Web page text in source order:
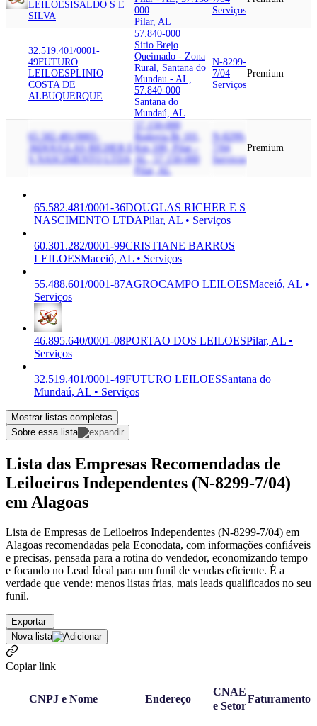
LEILOESISALDO S E
SILVA
000
Pilar, AL
Serviços
32.519.401/0001-
49FUTURO
LEILOESPLINIO
COSTA DE
ALBUQUERQUE
57.840-000
Sitio Brejo
Queimado - Zona
Rural, Santana do
Mundau - AL,
57.840-000
Santana do
Mundaú, AL
N-8299-
7/04
Serviços
Premium
65.582.481/0001-
36DOUGLAS RICHER E
S NASCIMENTO LTDA
57.150-000
Rodovia Br 101,
Km 100, Pilar -
AL, 57.150-000
Pilar, AL
N-8299-
7/04
Serviços
Premium
65.582.481/0001-36DOUGLAS RICHER E S
NASCIMENTO LTDAPilar, AL • Serviços
60.301.282/0001-99CRISTIANE BARROS
LEILOESMaceió, AL • Serviços
55.488.601/0001-87AGROCAMPO LEILOESMaceió, AL •
Serviços
46.895.640/0001-08PORTAO DOS LEILOESPilar, AL •
Serviços
32.519.401/0001-49FUTURO LEILOESSantana do
Mundaú, AL • Serviços
Mostrar listas completas
Sobre essa lista
Lista das Empresas Recomendadas de
Leiloeiros Independentes (N-8299-7/04)
em Alagoas
Lista de Empresas de Leiloeiros Independentes (N-8299-7/04) em
Alagoas recomendadas pela Econodata, com informações confiáveis
e precisas, pensada para a rotina do vendedor, economizando tempo
e focando no Lead Ideal para um funil de vendas eficiente. É a
verdade que vende: menos listas frias, mais leads qualificados no seu
funil.
Exportar
Nova lista
Copiar link
CNPJ e Nome Endereço
CNAE
e Setor
Faturamento